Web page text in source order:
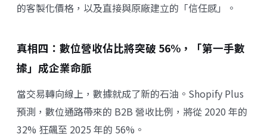
的客製化價格，以及直接與原廠建立的「信任感」。
真相四：數位營收佔比將突破 56%，「第一手數
據」成企業命脈
當交易轉向線上，數據就成了新的石油。Shopify Plus
預測，數位通路帶來的 B2B 營收比例，將從 2020 年的
32% 狂飆至 2025 年的 56%。